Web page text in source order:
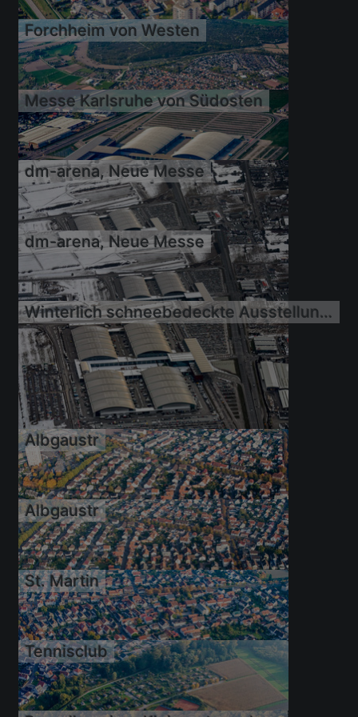
12.04.2009
12.04.2009
Forchheim von Westen
12.04.2009
Messe Karlsruhe von Südosten
12.04.2009
dm-arena, Neue Messe
15.02.2009
dm-arena, Neue Messe
15.02.2009
Winterlich schneebedeckte Ausstellungsgelände und Messehallen DM-Arena der Karlsruher Messe- und Kongress GmbH
15.02.2009
Albgaustr
11.10.2008
Albgaustr
11.10.2008
St. Martin
Tennisclub